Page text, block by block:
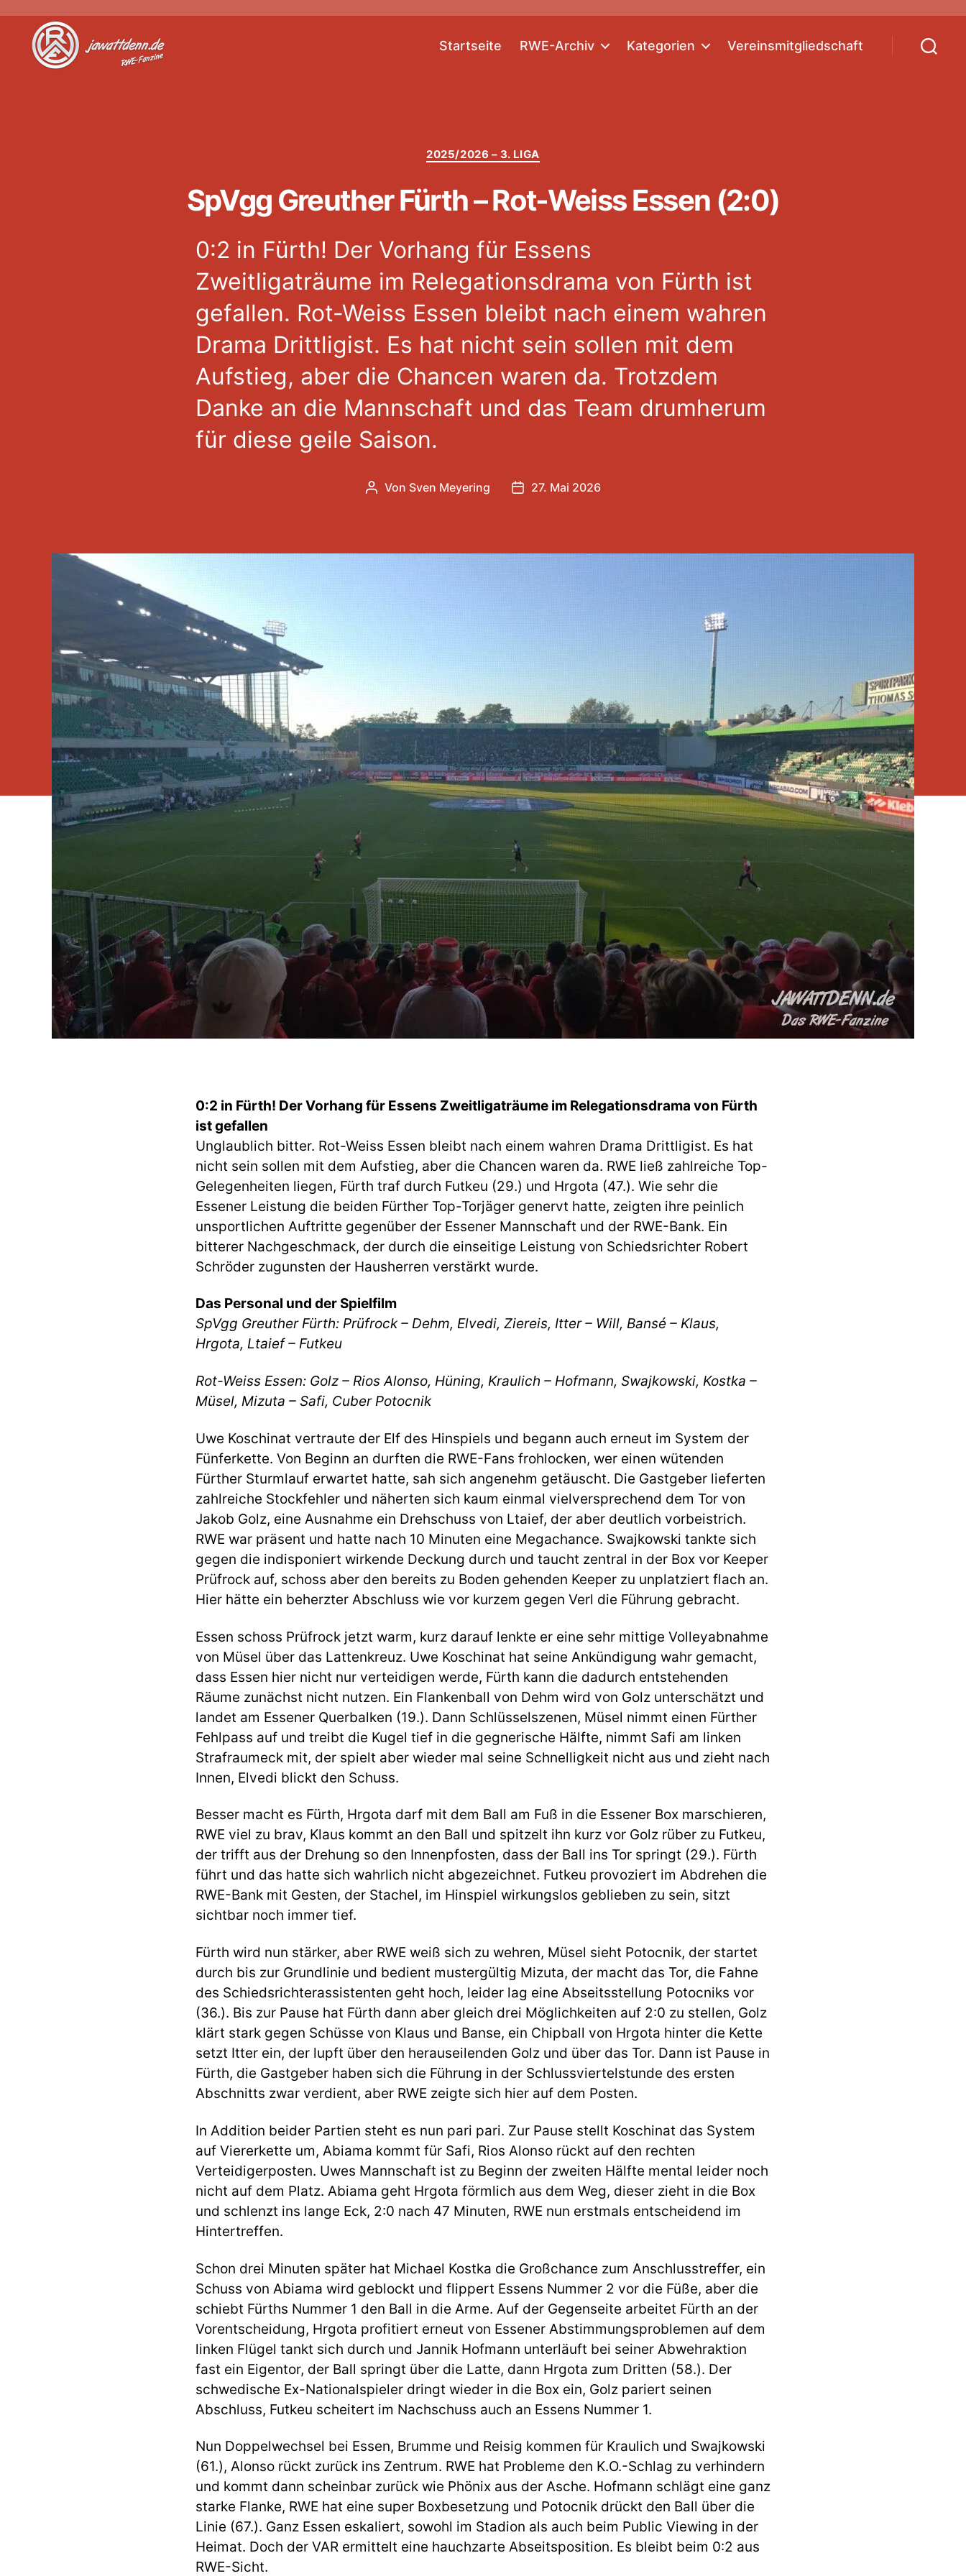
Startseite RWE-Archiv Kategorien Vereinsmitgliedschaft
Kategorien
2025/2026 – 3. LIGA
SpVgg Greuther Fürth – Rot-Weiss Essen (2:0)
0:2 in Fürth! Der Vorhang für Essens
Zweitligaträume im Relegationsdrama von Fürth ist
gefallen. Rot-Weiss Essen bleibt nach einem wahren
Drama Drittligist. Es hat nicht sein sollen mit dem
Aufstieg, aber die Chancen waren da. Trotzdem
Danke an die Mannschaft und das Team drumherum
für diese geile Saison.
Beitragsautor
Von Sven Meyering Veröffentlichungsdatum
27. Mai 2026
0:2 in Fürth! Der Vorhang für Essens Zweitligaträume im Relegationsdrama von Fürth
ist gefallen
Unglaublich bitter. Rot-Weiss Essen bleibt nach einem wahren Drama Drittligist. Es hat
nicht sein sollen mit dem Aufstieg, aber die Chancen waren da. RWE ließ zahlreiche Top-
Gelegenheiten liegen, Fürth traf durch Futkeu (29.) und Hrgota (47.). Wie sehr die
Essener Leistung die beiden Fürther Top-Torjäger genervt hatte, zeigten ihre peinlich
unsportlichen Auftritte gegenüber der Essener Mannschaft und der RWE-Bank. Ein
bitterer Nachgeschmack, der durch die einseitige Leistung von Schiedsrichter Robert
Schröder zugunsten der Hausherren verstärkt wurde.
Das Personal und der Spielfilm
SpVgg Greuther Fürth: Prüfrock – Dehm, Elvedi, Ziereis, Itter – Will, Bansé – Klaus,
Hrgota, Ltaief – Futkeu
Rot-Weiss Essen: Golz – Rios Alonso, Hüning, Kraulich – Hofmann, Swajkowski, Kostka –
Müsel, Mizuta – Safi, Cuber Potocnik
Uwe Koschinat vertraute der Elf des Hinspiels und begann auch erneut im System der
Fünferkette. Von Beginn an durften die RWE-Fans frohlocken, wer einen wütenden
Fürther Sturmlauf erwartet hatte, sah sich angenehm getäuscht. Die Gastgeber lieferten
zahlreiche Stockfehler und näherten sich kaum einmal vielversprechend dem Tor von
Jakob Golz, eine Ausnahme ein Drehschuss von Ltaief, der aber deutlich vorbeistrich.
RWE war präsent und hatte nach 10 Minuten eine Megachance. Swajkowski tankte sich
gegen die indisponiert wirkende Deckung durch und taucht zentral in der Box vor Keeper
Prüfrock auf, schoss aber den bereits zu Boden gehenden Keeper zu unplatziert flach an.
Hier hätte ein beherzter Abschluss wie vor kurzem gegen Verl die Führung gebracht.
Essen schoss Prüfrock jetzt warm, kurz darauf lenkte er eine sehr mittige Volleyabnahme
von Müsel über das Lattenkreuz. Uwe Koschinat hat seine Ankündigung wahr gemacht,
dass Essen hier nicht nur verteidigen werde, Fürth kann die dadurch entstehenden
Räume zunächst nicht nutzen. Ein Flankenball von Dehm wird von Golz unterschätzt und
landet am Essener Querbalken (19.). Dann Schlüsselszenen, Müsel nimmt einen Fürther
Fehlpass auf und treibt die Kugel tief in die gegnerische Hälfte, nimmt Safi am linken
Strafraumeck mit, der spielt aber wieder mal seine Schnelligkeit nicht aus und zieht nach
Innen, Elvedi blickt den Schuss.
Besser macht es Fürth, Hrgota darf mit dem Ball am Fuß in die Essener Box marschieren,
RWE viel zu brav, Klaus kommt an den Ball und spitzelt ihn kurz vor Golz rüber zu Futkeu,
der trifft aus der Drehung so den Innenpfosten, dass der Ball ins Tor springt (29.). Fürth
führt und das hatte sich wahrlich nicht abgezeichnet. Futkeu provoziert im Abdrehen die
RWE-Bank mit Gesten, der Stachel, im Hinspiel wirkungslos geblieben zu sein, sitzt
sichtbar noch immer tief.
Fürth wird nun stärker, aber RWE weiß sich zu wehren, Müsel sieht Potocnik, der startet
durch bis zur Grundlinie und bedient mustergültig Mizuta, der macht das Tor, die Fahne
des Schiedsrichterassistenten geht hoch, leider lag eine Abseitsstellung Potocniks vor
(36.). Bis zur Pause hat Fürth dann aber gleich drei Möglichkeiten auf 2:0 zu stellen, Golz
klärt stark gegen Schüsse von Klaus und Banse, ein Chipball von Hrgota hinter die Kette
setzt Itter ein, der lupft über den herauseilenden Golz und über das Tor. Dann ist Pause in
Fürth, die Gastgeber haben sich die Führung in der Schlussviertelstunde des ersten
Abschnitts zwar verdient, aber RWE zeigte sich hier auf dem Posten.
In Addition beider Partien steht es nun pari pari. Zur Pause stellt Koschinat das System
auf Viererkette um, Abiama kommt für Safi, Rios Alonso rückt auf den rechten
Verteidigerposten. Uwes Mannschaft ist zu Beginn der zweiten Hälfte mental leider noch
nicht auf dem Platz. Abiama geht Hrgota förmlich aus dem Weg, dieser zieht in die Box
und schlenzt ins lange Eck, 2:0 nach 47 Minuten, RWE nun erstmals entscheidend im
Hintertreffen.
Schon drei Minuten später hat Michael Kostka die Großchance zum Anschlusstreffer, ein
Schuss von Abiama wird geblockt und flippert Essens Nummer 2 vor die Füße, aber die
schiebt Fürths Nummer 1 den Ball in die Arme. Auf der Gegenseite arbeitet Fürth an der
Vorentscheidung, Hrgota profitiert erneut von Essener Abstimmungsproblemen auf dem
linken Flügel tankt sich durch und Jannik Hofmann unterläuft bei seiner Abwehraktion
fast ein Eigentor, der Ball springt über die Latte, dann Hrgota zum Dritten (58.). Der
schwedische Ex-Nationalspieler dringt wieder in die Box ein, Golz pariert seinen
Abschluss, Futkeu scheitert im Nachschuss auch an Essens Nummer 1.
Nun Doppelwechsel bei Essen, Brumme und Reisig kommen für Kraulich und Swajkowski
(61.), Alonso rückt zurück ins Zentrum. RWE hat Probleme den K.O.-Schlag zu verhindern
und kommt dann scheinbar zurück wie Phönix aus der Asche. Hofmann schlägt eine ganz
starke Flanke, RWE hat eine super Boxbesetzung und Potocnik drückt den Ball über die
Linie (67.). Ganz Essen eskaliert, sowohl im Stadion als auch beim Public Viewing in der
Heimat. Doch der VAR ermittelt eine hauchzarte Abseitsposition. Es bleibt beim 0:2 aus
RWE-Sicht.